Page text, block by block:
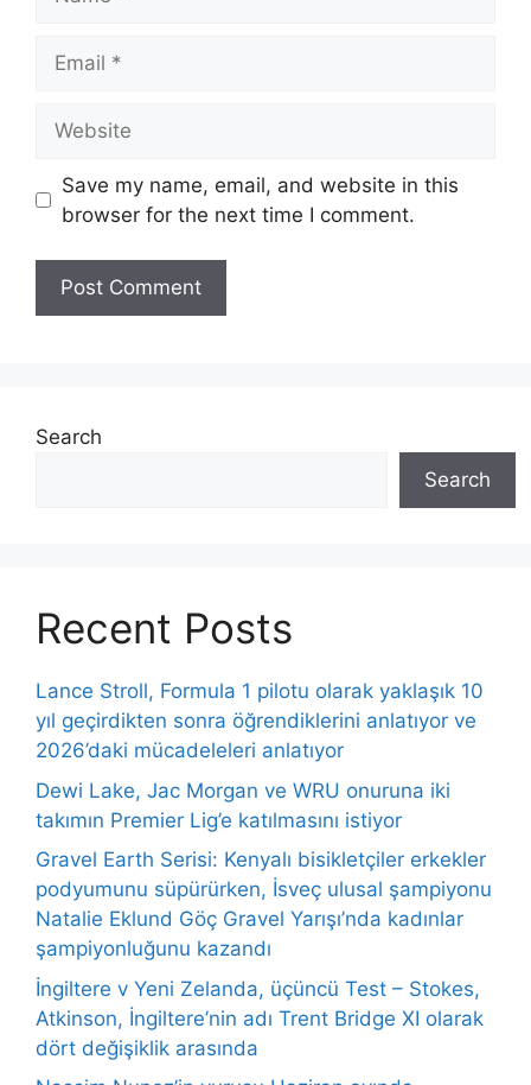
Save my name, email, and website in this
browser for the next time I comment.
Search
Search
Recent Posts
Lance Stroll, Formula 1 pilotu olarak yaklaşık 10
yıl geçirdikten sonra öğrendiklerini anlatıyor ve
2026’daki mücadeleleri anlatıyor
Dewi Lake, Jac Morgan ve WRU onuruna iki
takımın Premier Lig’e katılmasını istiyor
Gravel Earth Serisi: Kenyalı bisikletçiler erkekler
podyumunu süpürürken, İsveç ulusal şampiyonu
Natalie Eklund Göç Gravel Yarışı’nda kadınlar
şampiyonluğunu kazandı
İngiltere v Yeni Zelanda, üçüncü Test – Stokes,
Atkinson, İngiltere’nin adı Trent Bridge XI olarak
dört değişiklik arasında